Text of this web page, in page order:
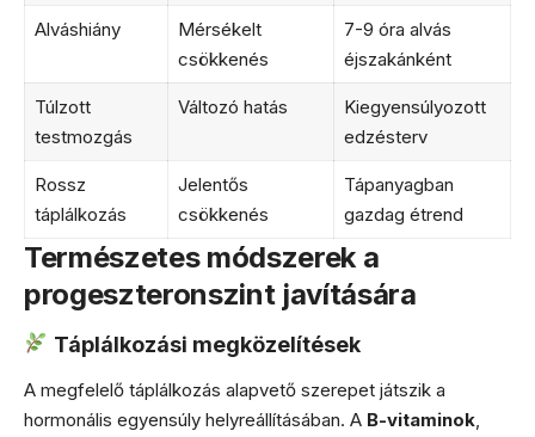
Alváshiány
Mérsékelt
csökkenés
7-9 óra alvás
éjszakánként
Túlzott
testmozgás
Változó hatás
Kiegyensúlyozott
edzésterv
Rossz
táplálkozás
Jelentős
csökkenés
Tápanyagban
gazdag étrend
Természetes módszerek a
progeszteronszint javítására
Táplálkozási megközelítések
A megfelelő táplálkozás alapvető szerepet játszik a
hormonális egyensúly helyreállításában. A B-vitaminok,